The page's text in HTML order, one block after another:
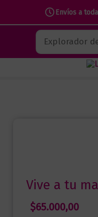
Envíos a
contenido
Buscar
Vive a tu
$65.000,00
manera
cantidad